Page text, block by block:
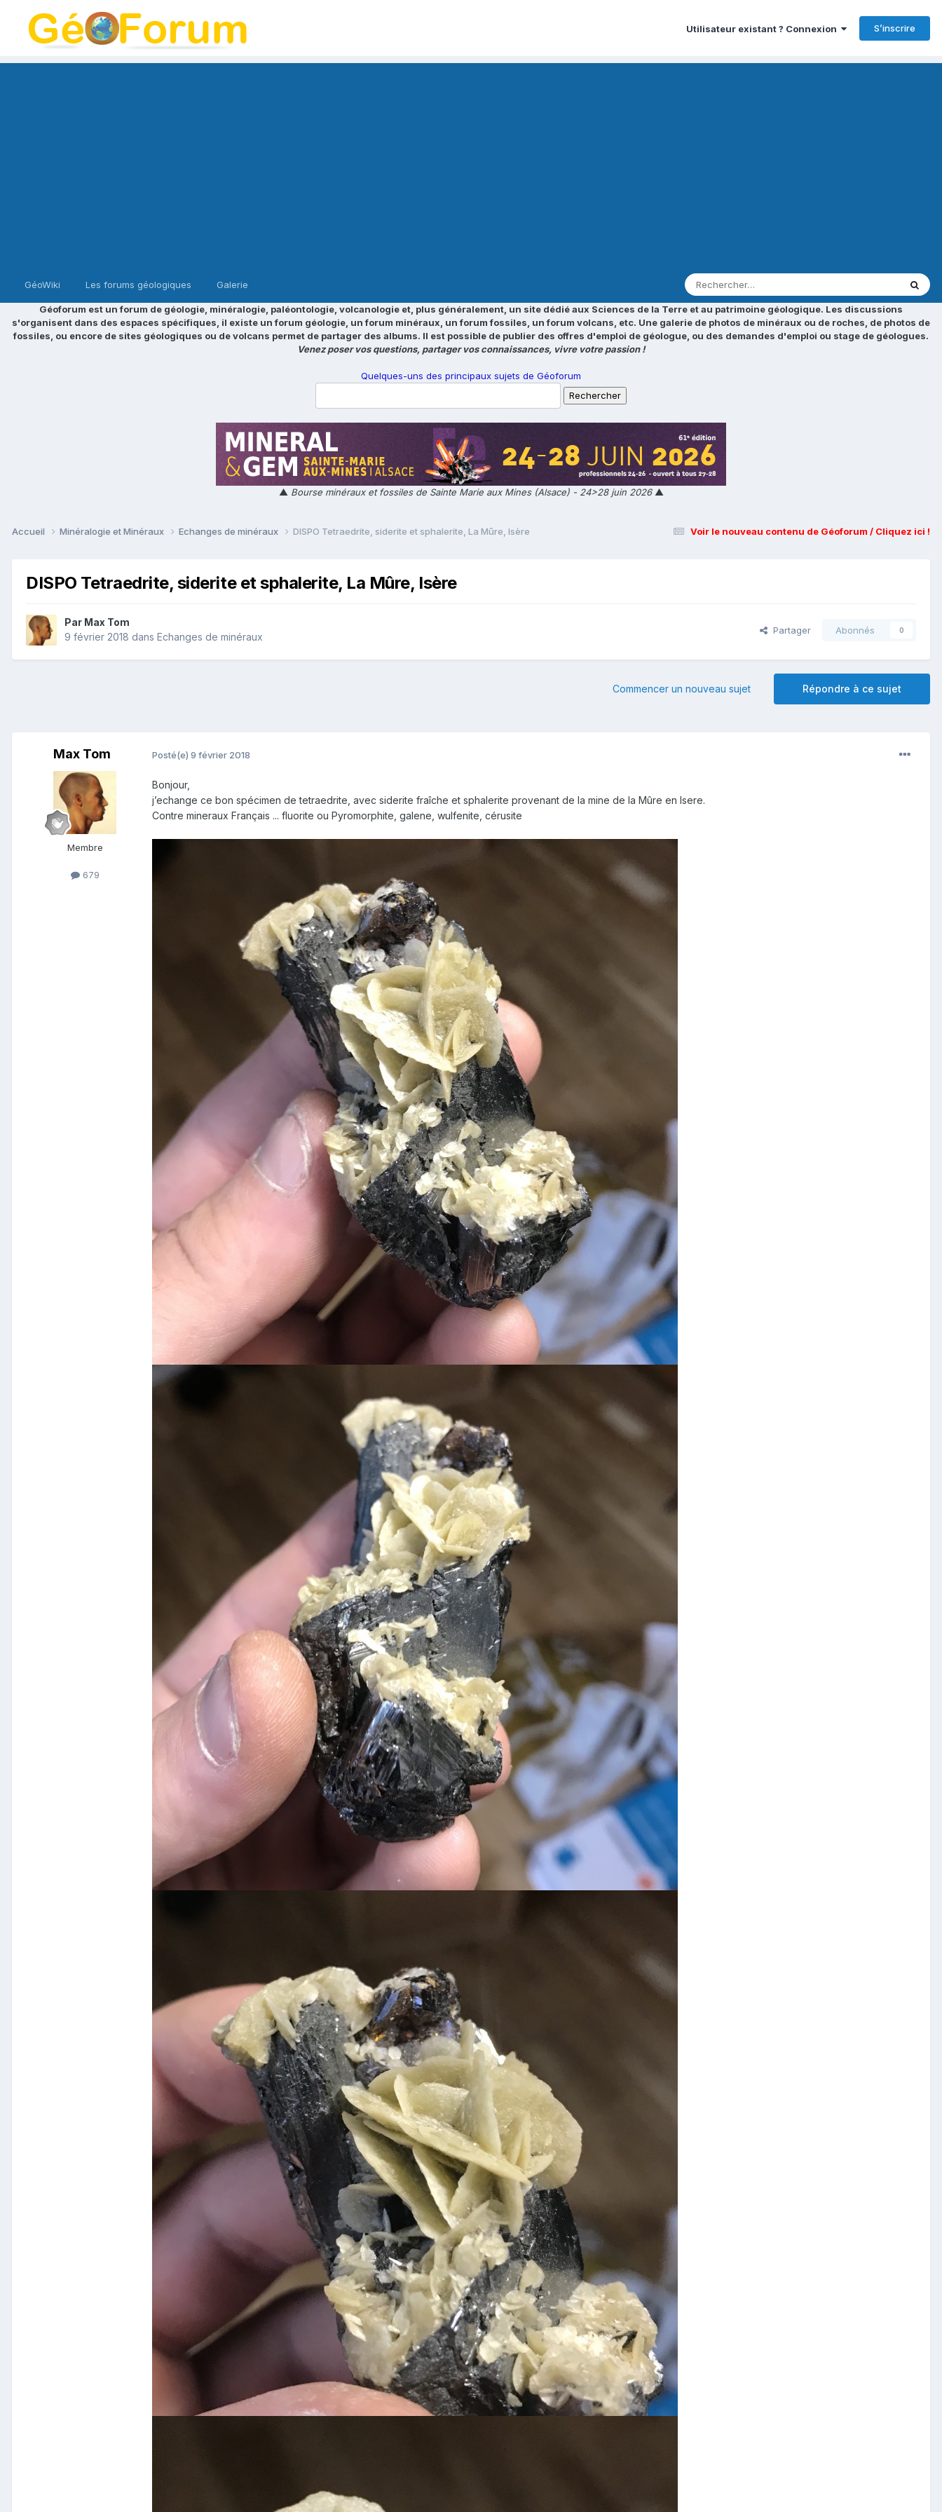
Utilisateur existant ? Connexion S’inscrire
GéoWiki Les forums géologiques Galerie
Géoforum est un forum de géologie, minéralogie, paléontologie, volcanologie et, plus généralement, un site dédié aux Sciences de la Terre et au patrimoine géologique. Les discussions
s'organisent dans des espaces spécifiques, il existe un forum géologie, un forum minéraux, un forum fossiles, un forum volcans, etc. Une galerie de photos de minéraux ou de roches, de photos de
fossiles, ou encore de sites géologiques ou de volcans permet de partager des albums. Il est possible de publier des offres d'emploi de géologue, ou des demandes d'emploi ou stage de géologues.
Venez poser vos questions, partager vos connaissances, vivre votre passion !
Quelques-uns des principaux sujets de Géoforum
▲ Bourse minéraux et fossiles de Sainte Marie aux Mines (Alsace) - 24>28 juin 2026▲
Voir le nouveau contenu de Géoforum / Cliquez ici !
Accueil Minéralogie et Minéraux Echanges de minéraux DISPO Tetraedrite, siderite et sphalerite, La Mûre, Isère
DISPO Tetraedrite, siderite et sphalerite, La Mûre, Isère
Par Max Tom
9 février 2018 dans Echanges de minéraux
Partager Abonnés 0
Répondre à ce sujet
Commencer un nouveau sujet
Max Tom
Membre
679
Posté(e) 9 février 2018
Bonjour,
j’echange ce bon spécimen de tetraedrite, avec siderite fraîche et sphalerite provenant de la mine de la Mûre en Isere.
Contre mineraux Français ... fluorite ou Pyromorphite, galene, wulfenite, cérusite